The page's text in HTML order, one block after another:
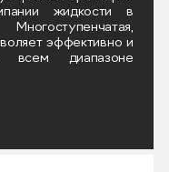
жидкости в
эффективно и
всем диапазоне